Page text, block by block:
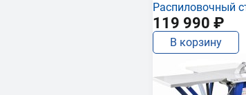
Распиловочный
119 990 ₽
В корзину